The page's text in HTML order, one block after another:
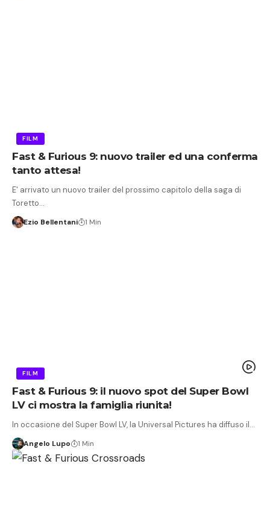
FILM
Fast & Furious 9: nuovo trailer ed una conferma
tanto attesa!
E' arrivato un nuovo trailer del prossimo capitolo della saga di
Toretto…
Ezio Bellentani 1 Min
FILM
Fast & Furious 9: il nuovo spot del Super Bowl
LV ci mostra la famiglia riunita!
In occasione del Super Bowl LV, la Universal Pictures ha diffuso il…
Angelo Lupo 1 Min